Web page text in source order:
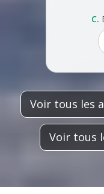
C.
Voir tous les
Voir tous